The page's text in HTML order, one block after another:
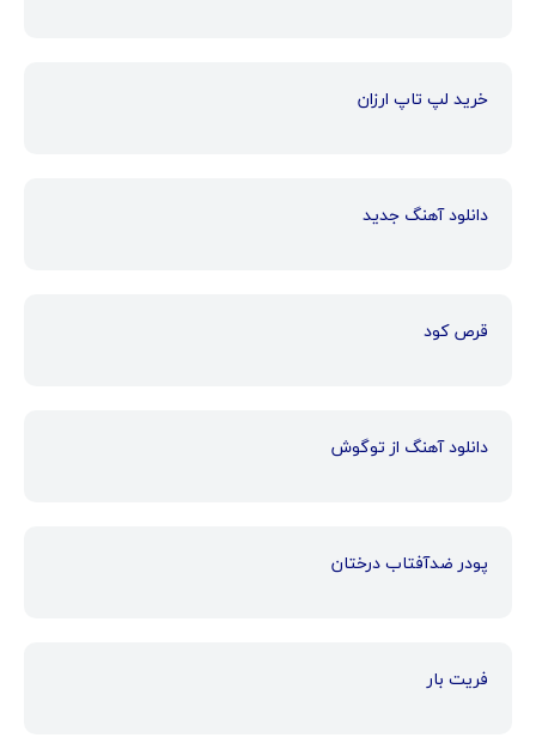
خرید لپ تاپ ارزان
دانلود آهنگ جدید
قرص کود
دانلود آهنگ از توگوش
پودر ضدآفتاب درختان
فریت بار